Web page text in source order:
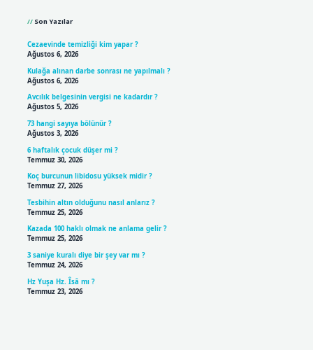
Son Yazılar
Cezaevinde temizliği kim yapar ?
Ağustos 6, 2026
Kulağa alınan darbe sonrası ne yapılmalı ?
Ağustos 6, 2026
Avcılık belgesinin vergisi ne kadardır ?
Ağustos 5, 2026
73 hangi sayıya bölünür ?
Ağustos 3, 2026
6 haftalık çocuk düşer mi ?
Temmuz 30, 2026
Koç burcunun libidosu yüksek midir ?
Temmuz 27, 2026
Tesbihin altın olduğunu nasıl anlarız ?
Temmuz 25, 2026
Kazada 100 haklı olmak ne anlama gelir ?
Temmuz 25, 2026
3 saniye kuralı diye bir şey var mı ?
Temmuz 24, 2026
Hz Yuşa Hz. Îsâ mı ?
Temmuz 23, 2026